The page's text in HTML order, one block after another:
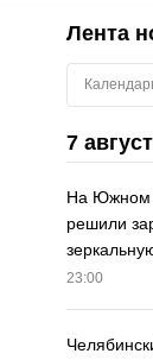
Лента
7
На Южном
решили
23:00